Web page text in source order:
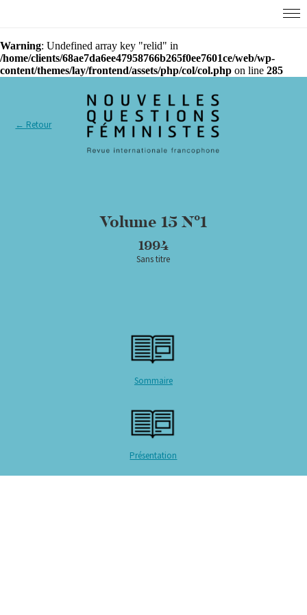
Warning: Undefined array key "relid" in
/home/clients/68ae7da6ee47958766b265f0ee7601ce/web/wp-
content/themes/lay/frontend/assets/php/col/col.php on line 285
← Retour
Volume 15 N°1
1994
Sans titre
Sommaire
Présentation